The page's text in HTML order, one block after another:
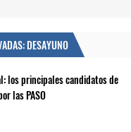
DESAYUNO
los principales candidatos de
las PASO